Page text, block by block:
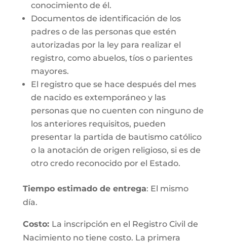
conocimiento de él.
Documentos de identificación de los
padres o de las personas que estén
autorizadas por la ley para realizar el
registro, como abuelos, tíos o parientes
mayores.
El registro que se hace después del mes
de nacido es extemporáneo y las
personas que no cuenten con ninguno de
los anteriores requisitos, pueden
presentar la partida de bautismo católico
o la anotación de origen religioso, si es de
otro credo reconocido por el Estado.
Tiempo estimado de entrega: El mismo
día.
Costo: La inscripción en el Registro Civil de
Nacimiento no tiene costo. La primera